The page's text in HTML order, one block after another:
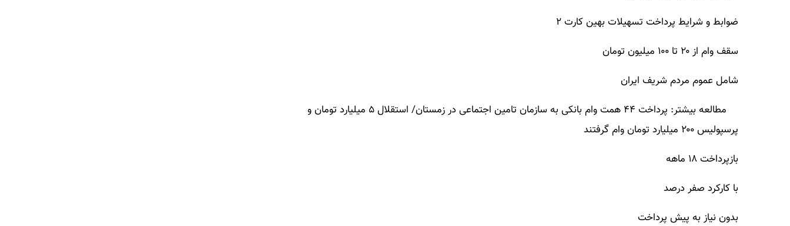
ضوابط و شرایط پرداخت تسهیلات بهین کارت ۲
سقف وام از ۲۰ تا ۱۰۰ میلیون تومان
شامل عموم مردم شریف ایران
مطالعه بیشتر: پرداخت ۴۴ همت وام بانکی به سازمان تامین اجتماعی در زمستان/ استقلال ۵ میلیارد تومان و
پرسپولیس ۲۰۰ میلیارد تومان وام گرفتند
بازپرداخت ۱۸ ماهه
با کارکرد صفر درصد
بدون نیاز به پیش پرداخت